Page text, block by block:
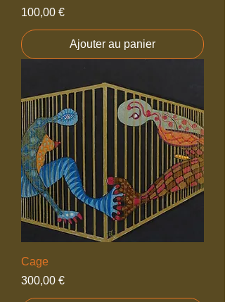
Prix
100,00 €
Ajouter au panier
Cage
Prix
300,00 €